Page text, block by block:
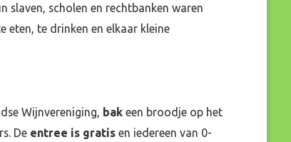
slaven, scholen en rechtbanken waren
eten, te drinken en elkaar kleine
Wijnvereniging, bakeen broodje op het
De entree is gratis en iedereen van 0-